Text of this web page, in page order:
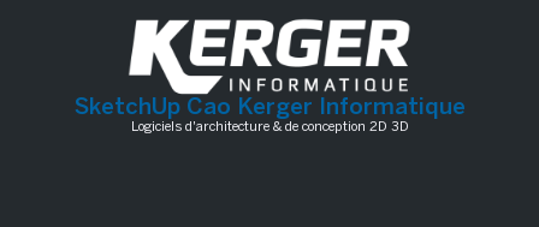
SketchUp Cao Kerger Informatique
Logiciels d'architecture & de conception 2D 3D